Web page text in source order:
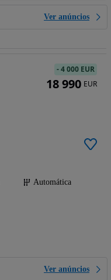
Ver anúncios
Automática
Ver anúncios
-4 000 EUR
18 990 EUR